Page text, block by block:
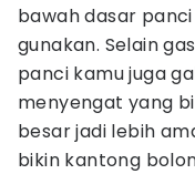
bawah dasar
gunakan. Selain
panci kamu juga
menyengat yang
besar jadi lebih
bikin kantong